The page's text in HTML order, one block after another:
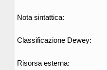
Nota sintattica:
Classificazione Dewey:
Risorsa esterna: